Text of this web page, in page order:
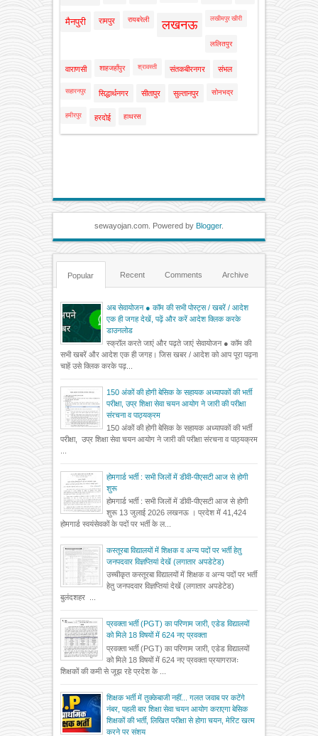
मैनपुरी रामपुर रायबरेली लखनऊ लखीमपुर खीरी
ललितपुर
वाराणसी शाहजहाँपुर श्रावस्ती संतकबीरनगर संभल
सहारनपुर सिद्धार्थनगर सीतापुर सुल्तानपुर सोनभद्र
हमीरपुर हरदोई हाथरस
sewayojan.com. Powered by Blogger.
Popular Recent Comments Archive
अब सेवायोजन ● कॉम की सभी पोस्ट्स / खबरें / आदेश
एक ही जगह देखें, पढ़ें और करें आदेश क्लिक करके
डाउनलोड
स्क्रॉल करते जाएं और पढ़ते जाएं सेवायोजन ● कॉम की
सभी खबरें और आदेश एक ही जगह। जिस खबर / आदेश को आप पूरा पढ़ना
चाहें उसे क्लिक करके पढ़...
150 अंकों की होगी बेसिक के सहायक अध्यापकों की भर्ती
परीक्षा, उप्र शिक्षा सेवा चयन आयोग ने जारी की परीक्षा
संरचना व पाठ्यक्रम
150 अंकों की होगी बेसिक के सहायक अध्यापकों की भर्ती
परीक्षा, उप्र शिक्षा सेवा चयन आयोग ने जारी की परीक्षा संरचना व पाठ्यक्रम
होमगार्ड भर्ती : सभी जिलों में डीवी-पीएसटी आज से होगी
शुरू
होमगार्ड भर्ती : सभी जिलों में डीवी-पीएसटी आज से होगी
शुरू 13 जुलाई 2026 लखनऊ । प्रदेश में 41,424
होमगार्ड स्वयंसेवकों के पदों पर भर्ती के ल...
कस्तूरबा विद्यालयों में शिक्षक व अन्य पदों पर भर्ती हेतु
जनपदवार विज्ञप्तियां देखें (लगातार अपडेटेड)
उच्चीकृत कस्तूरबा विद्यालयों में शिक्षक व अन्य पदों पर भर्ती
हेतु जनपदवार विज्ञप्तियां देखें (लगातार अपडेटेड)
बुलंदशहर ...
प्रवक्ता भर्ती (PGT) का परिणाम जारी, एडेड विद्यालयों
को मिले 18 विषयों में 624 नए प्रवक्ता
प्रवक्ता भर्ती (PGT) का परिणाम जारी, एडेड विद्यालयों
को मिले 18 विषयों में 624 नए प्रवक्ता प्रयागराजः
शिक्षकों की कमी से जूझ रहे प्रदेश के ...
शिक्षक भर्ती में तुक्केबाजी नहीं... गलत जवाब पर कटेंगे
नंबर, पहली बार शिक्षा सेवा चयन आयोग कराएगा बेसिक
शिक्षकों की भर्ती, लिखित परीक्षा से होगा चयन, मेरिट खत्म
करने पर संशय